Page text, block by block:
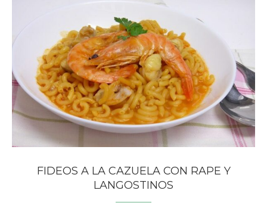
FIDEOS A LA CAZUELA CON RAPE Y
LANGOSTINOS